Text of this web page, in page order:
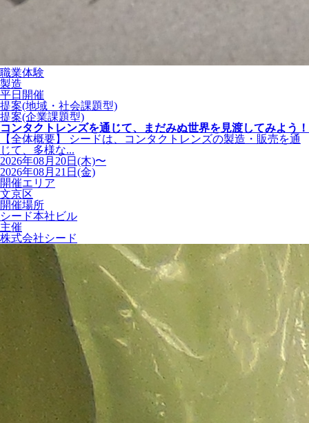
職業体験
製造
平日開催
提案(地域・社会課題型)
提案(企業課題型)
コンタクトレンズを通じて、まだみぬ世界を見渡してみよう！
【全体概要】 シードは、コンタクトレンズの製造・販売を通
じて、多様な...
2026年08月20日(木)〜
2026年08月21日(金)
開催エリア
文京区
開催場所
シード本社ビル
主催
株式会社シード